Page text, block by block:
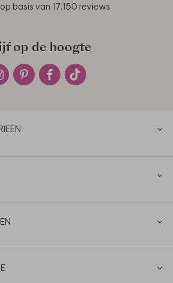
basis van 17.150 reviews
op de hoogte